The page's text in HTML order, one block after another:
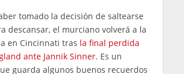
tomado la decisión de saltearse
descansar, el murciano volverá a la
en Cincinnati tras la final perdida
ante Jannik Sinner. Es un
guarda algunos buenos recuerdos